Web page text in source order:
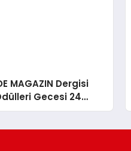
MAGAZIN Dergisi
Gecesi 24